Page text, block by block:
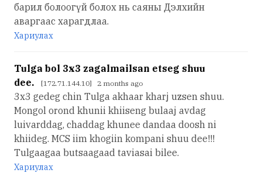
барил болоогүй болох нь саяны Дэлхийн
аваргаас харагдлаа.
Хариулах
Tulga bol 3x3 zagalmailsan etseg shuu
dee.
[172.71.144.10] 2 months ago
3x3 gedeg chin Tulga akhaar kharj uzsen shuu.
Mongol orond khunii khiiseng bulaaj avdag
luivarddag, chaddag khunee dandaa doosh ni
khiideg. MCS iim khogiin kompani shuu dee!!!
Tulgaagaa butsaagaad taviasai bilee.
Хариулах